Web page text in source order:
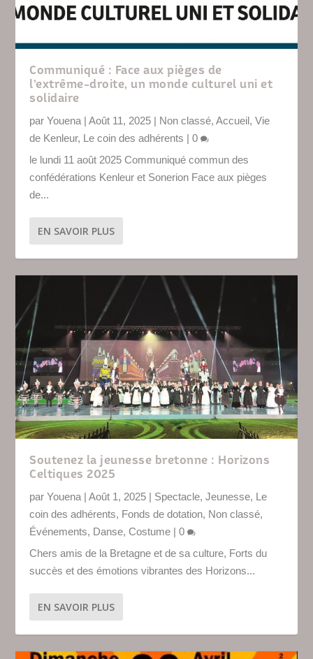
Communiqué : Face aux pièges de
l’extrême-droite, un monde culturel uni et
solidaire
parYouena |Août 11, 2025 | Non classé,Accueil,Vie
de Kenleur, Le coin des adhérents |0
le lundi 11 août 2025 Communiqué commun des
confédérations Kenleur et Sonerion Face aux pièges
de...
EN SAVOIR PLUS
Soutenez la jeunesse bretonne : Horizons
Celtiques 2025
parYouena |Août 1, 2025 | Spectacle,Jeunesse, Le
coin des adhérents, Fonds de dotation, Non classé,
Événements, Danse,Costume |0
Chers amis de la Bretagne et de sa culture, Forts du
succès et des émotions vibrantes des Horizons...
EN SAVOIR PLUS